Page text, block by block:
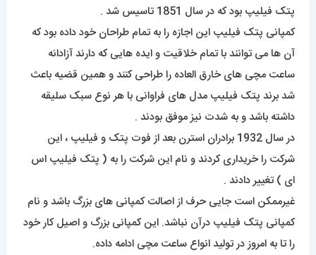
پتک فیلیپ بود که در سال 1851 تاسیس شد .
کمپانی پتک فیلیپ این اجازه را به تمام طراحان خود داده بود که
آن ها می توانند با تمام خلاقیت و ایده هایی که دارند آزادانه
ساعت مچی های خارق العاده را طراحی کنند و همین قضیه باعث
شد برند پتک فیلیپ مدل های فراوانی با هر نوع سبک سلیقه
داشته باشد و به شدت نیز موفق بودند .
در سال 1932 برادران استرن بعد از فوت پتک و فیلیپ ، این
شرکت را خریداری کردند و نام این شرکت را به ( پتک فیلیپ اس
ای ) تغییر دادند .
غیرممکن است جایی حرف از اصالت کمپانی های بزرگ باشد و نام
کمپانی پتک فیلیپ درآن نباشد. این کمپانی بزرگ و اصیل کار خود
را تا به امروز در تولید انواع ساعت مچی ادامه داده.